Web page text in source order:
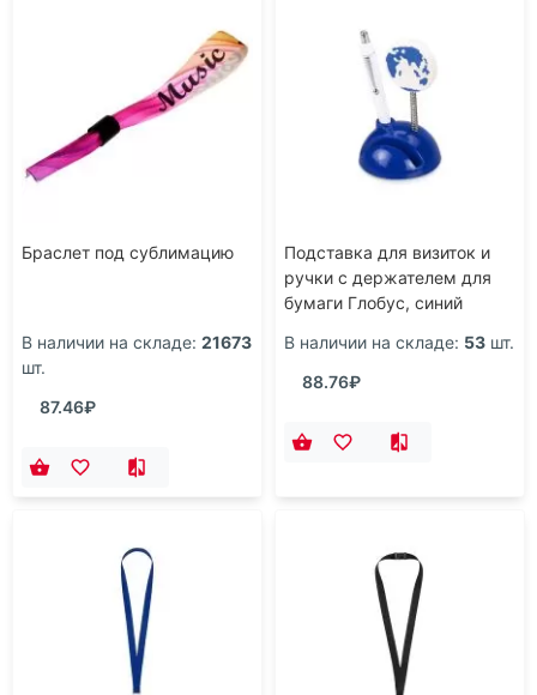
Браслет под сублимацию
В наличии на складе: 21673
шт.
87.46₽
Подставка для визиток и
ручки с держателем для
бумаги Глобус, синий
В наличии на складе: 53 шт.
88.76₽